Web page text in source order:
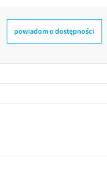
powiadom o dostępności